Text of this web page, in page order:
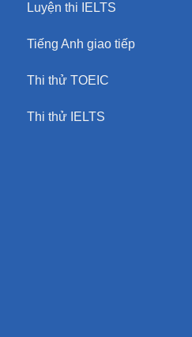
Luyện thi IELTS
Tiếng Anh giao tiếp
Thi thử TOEIC
Thi thử IELTS